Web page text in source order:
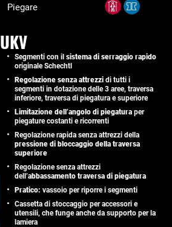
Piegare
UKV
Segmenti con il sistema di serraggio rapido
originale Schechtl
Regolazione senza attrezzi di tutti i
segmenti in dotazione delle 3 aree, traversa
inferiore, traversa di piegatura e superiore
Limitazione dell’angolo di piegatura per
piegature costanti e ricorrenti
Regolazione rapida senza attrezzi della
pressione di bloccaggio della traversa
superiore
Regolazione senza attrezzi
dell’abbassamento traversa di piegatura
Pratico: vassoio per riporre i segmenti
Cassetta di stoccaggio per accessori e
utensili, che funge anche da supporto per la
lamiera